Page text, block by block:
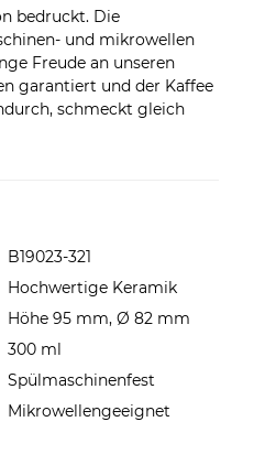
bedruckt. Die
und mikrowellen
Freude an unseren
garantiert und der Kaffee
schmeckt gleich
B19023-321
Hochwertige Keramik
Höhe 95 mm, Ø 82 mm
300 ml
Spülmaschinenfest
Mikrowellengeeignet